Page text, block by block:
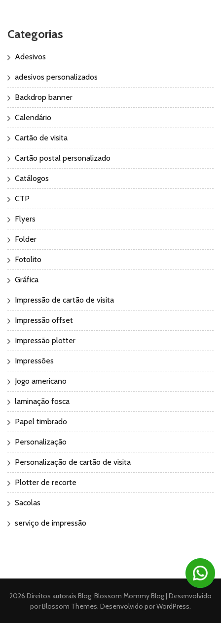
Categorias
Adesivos
adesivos personalizados
Backdrop banner
Calendário
Cartão de visita
Cartão postal personalizado
Catálogos
CTP
Flyers
Folder
Fotolito
Gráfica
Impressão de cartão de visita
Impressão offset
Impressão plotter
Impressões
Jogo americano
laminação fosca
Papel timbrado
Personalização
Personalização de cartão de visita
Plotter de recorte
Sacolas
serviço de impressão
2026 Direitos autorais Blog. Blossom Mommy Blog | Desenvolvido
porBlossom Themes. Desenvolvido porWordPress.